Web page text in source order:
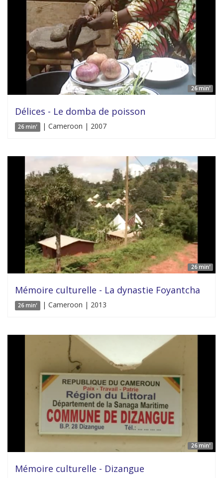
26 min'
Délices - Le domba de poisson
26 min' | Cameroon | 2007
26 min'
Mémoire culturelle - La dynastie Foyantcha
26 min' | Cameroon | 2013
26 min'
Mémoire culturelle - Dizangue